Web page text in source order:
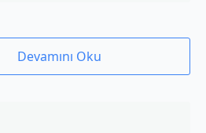
Devamını Oku